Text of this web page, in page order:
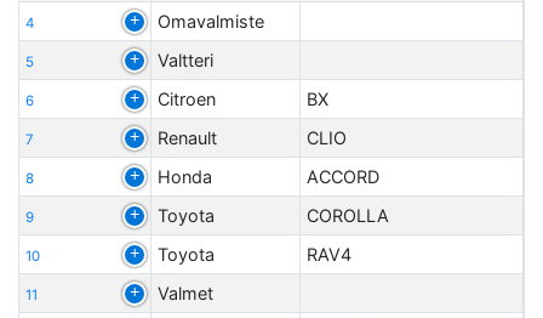
4 Omavalmiste
5 Valtteri
6 Citroen BX
7 Renault CLIO
8 Honda ACCORD
9 Toyota COROLLA
10 Toyota RAV4
11 Valmet